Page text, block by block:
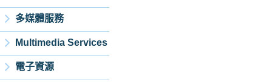
多媒體服務
Multimedia Services
電子資源